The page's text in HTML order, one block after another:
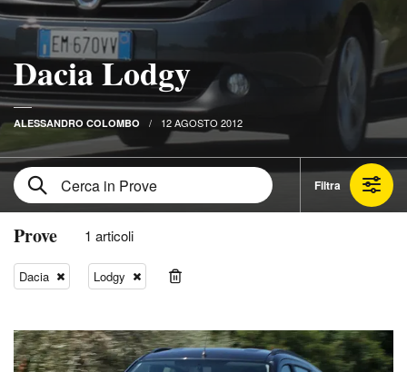
Dacia Lodgy
ALESSANDRO COLOMBO 12 AGOSTO 2012
Filtra
Prove 1 articoli
Dacia Lodgy